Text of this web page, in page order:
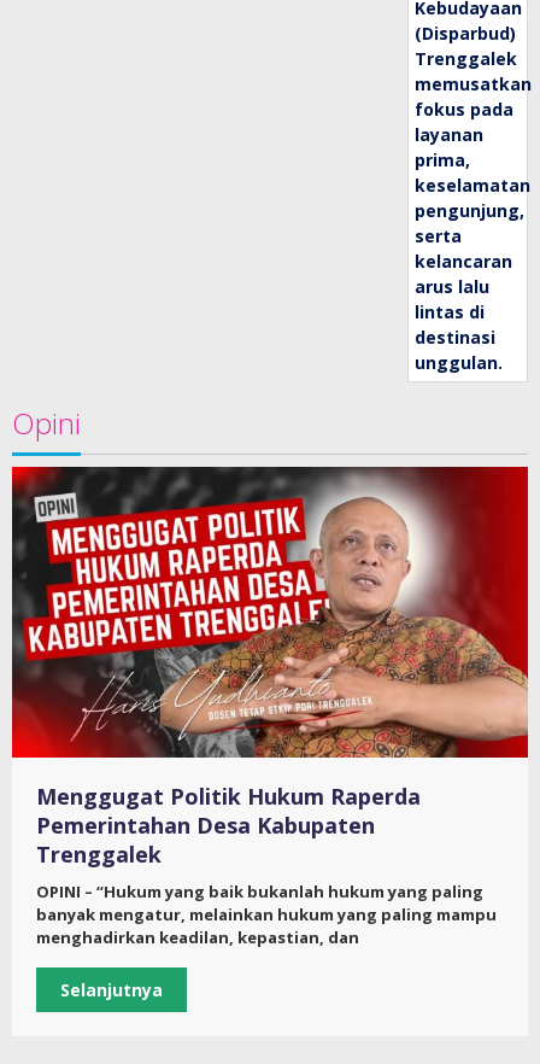
Opini
Menggugat Politik Hukum Raperda
Pemerintahan Desa Kabupaten
Trenggalek
OPINI – “Hukum yang baik bukanlah hukum yang paling
banyak mengatur, melainkan hukum yang paling mampu
menghadirkan keadilan, kepastian, dan
Selanjutnya